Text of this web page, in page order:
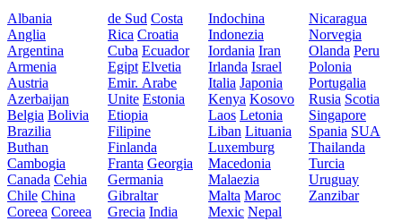
Albania
Anglia
Argentina
Armenia
Austria
Azerbaijan
Belgia Bolivia
Brazilia
Buthan
Cambogia
Canada Cehia
Chile China
Coreea Coreea
de Sud Costa
Rica Croatia
Cuba Ecuador
Egipt Elvetia
Emir. Arabe
Unite Estonia
Etiopia
Filipine
Finlanda
Franta Georgia
Germania
Gibraltar
Grecia India
Indochina
Indonezia
Iordania Iran
Irlanda Israel
Italia Japonia
Kenya Kosovo
Laos Letonia
Liban Lituania
Luxemburg
Macedonia
Malaezia
Malta Maroc
Mexic Nepal
Nicaragua
Norvegia
Olanda Peru
Polonia
Portugalia
Rusia Scotia
Singapore
Spania SUA
Thailanda
Turcia
Uruguay
Zanzibar